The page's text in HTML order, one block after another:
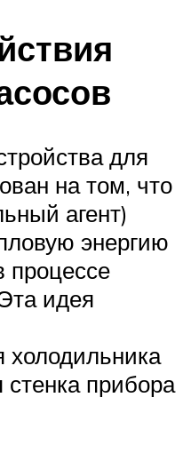
для
на том, что
агент)
энергию
процессе
идея
холодильника
стенка прибора